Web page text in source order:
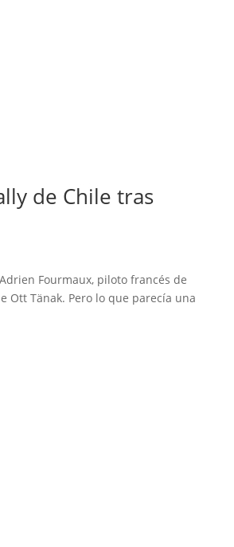
de Chile tras
Fourmaux, piloto francés de
Ott Tänak. Pero lo que parecía una